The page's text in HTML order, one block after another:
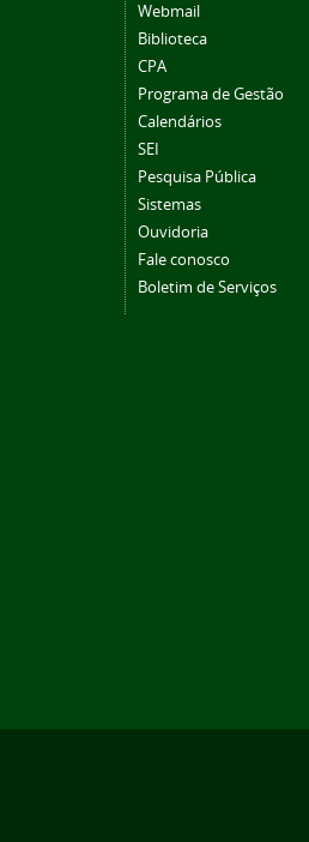
Webmail
Biblioteca
CPA
Programa de Gestão
Calendários
SEI
Pesquisa Pública
Sistemas
Ouvidoria
Fale conosco
Boletim de Serviços